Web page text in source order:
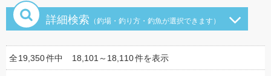
詳細検索 （釣場・釣り方・釣魚が選択できます）
全19,350件中 18,101～18,110件を表示